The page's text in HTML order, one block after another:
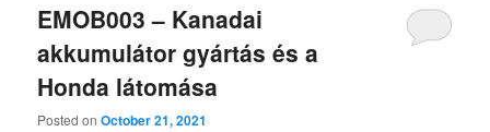
EMOB003 – Kanadai
akkumulátor gyártás és a
Honda látomása
Posted onOctober 21, 2021